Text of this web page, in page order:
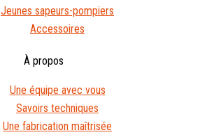
Jeunes sapeurs-pompiers
Accessoires
À propos
Une équipe avec vous
Savoirs techniques
Une fabrication maîtrisée